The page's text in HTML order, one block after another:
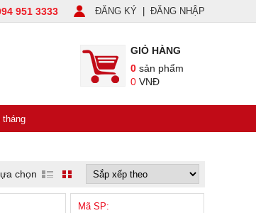
951 3333 ĐĂNG KÝ ĐĂNG NHẬP
GIỎ HÀNG
0 sản phẩm
0 VNĐ
tháng
chọn
Mã SP: